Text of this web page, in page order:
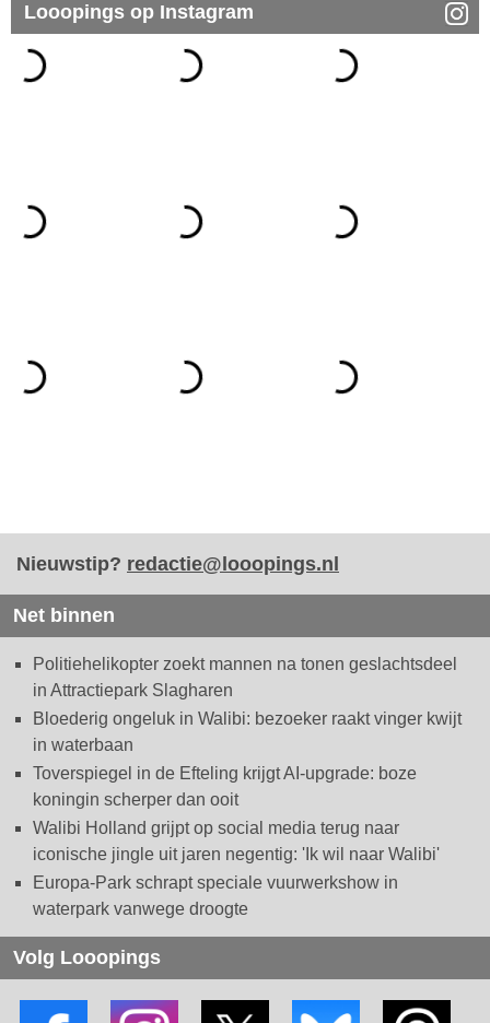
Looopings op Instagram
Nieuwstip? redactie@looopings.nl
Net binnen
Politiehelikopter zoekt mannen na tonen geslachtsdeel
in Attractiepark Slagharen
Bloederig ongeluk in Walibi: bezoeker raakt vinger kwijt
in waterbaan
Toverspiegel in de Efteling krijgt AI-upgrade: boze
koningin scherper dan ooit
Walibi Holland grijpt op social media terug naar
iconische jingle uit jaren negentig: 'Ik wil naar Walibi'
Europa-Park schrapt speciale vuurwerkshow in
waterpark vanwege droogte
Volg Looopings